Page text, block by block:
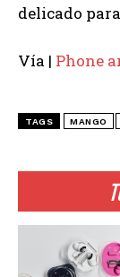
delicado
Vía | Phone
TAGS MANGO